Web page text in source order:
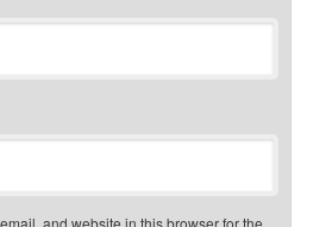
and website in this browser for the